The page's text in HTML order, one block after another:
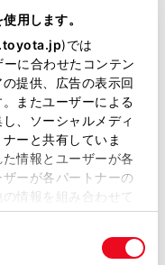
用します。
)では
に合わせたコンテン
提供、広告の表示回
またユーザーによる
、ソーシャルメディ
ーと共有していま
情報とユーザーが各
ーが各パートナーの
情報を組み合わせて
トの使用を続行する